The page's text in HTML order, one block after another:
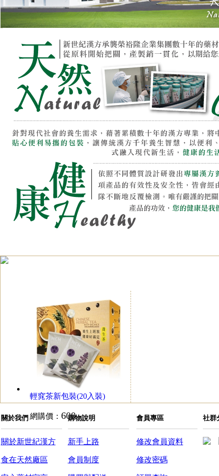
輕窕茶新包裝(20入裝)
網購價： 600
關於我們
關於新世紀漢方
食在天然廠區
購物說明
新手上路
會員制度
會員專區
修改會員資料
修改密碼
社群